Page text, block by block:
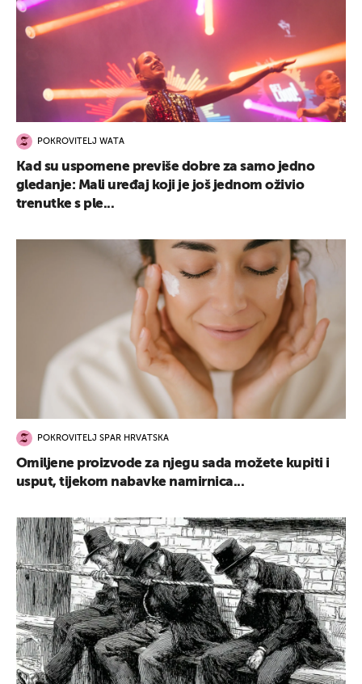
POKROVITELJ WATA
Kad su uspomene previše dobre za samo jedno
gledanje: Mali uređaj koji je još jednom oživio
trenutke s ple...
POKROVITELJ SPAR HRVATSKA
Omiljene proizvode za njegu sada možete kupiti i
usput, tijekom nabavke namirnica...